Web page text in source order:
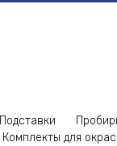
Подставки
Комплекты для